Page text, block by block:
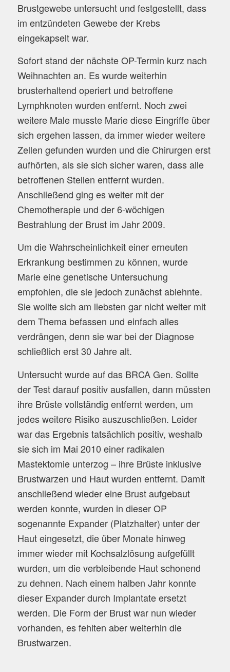
Brustgewebe untersucht und festgestellt, dass
im entzündeten Gewebe der Krebs
eingekapselt war.
Sofort stand der nächste OP-Termin kurz nach
Weihnachten an. Es wurde weiterhin
brusterhaltend operiert und betroffene
Lymphknoten wurden entfernt. Noch zwei
weitere Male musste Marie diese Eingriffe über
sich ergehen lassen, da immer wieder weitere
Zellen gefunden wurden und die Chirurgen erst
aufhörten, als sie sich sicher waren, dass alle
betroffenen Stellen entfernt wurden.
Anschließend ging es weiter mit der
Chemotherapie und der 6-wöchigen
Bestrahlung der Brust im Jahr 2009.
Um die Wahrscheinlichkeit einer erneuten
Erkrankung bestimmen zu können, wurde
Marie eine genetische Untersuchung
empfohlen, die sie jedoch zunächst ablehnte.
Sie wollte sich am liebsten gar nicht weiter mit
dem Thema befassen und einfach alles
verdrängen, denn sie war bei der Diagnose
schließlich erst 30 Jahre alt.
Untersucht wurde auf das BRCA Gen. Sollte
der Test darauf positiv ausfallen, dann müssten
ihre Brüste vollständig entfernt werden, um
jedes weitere Risiko auszuschließen. Leider
war das Ergebnis tatsächlich positiv, weshalb
sie sich im Mai 2010 einer radikalen
Mastektomie unterzog – ihre Brüste inklusive
Brustwarzen und Haut wurden entfernt. Damit
anschließend wieder eine Brust aufgebaut
werden konnte, wurden in dieser OP
sogenannte Expander (Platzhalter) unter der
Haut eingesetzt, die über Monate hinweg
immer wieder mit Kochsalzlösung aufgefüllt
wurden, um die verbleibende Haut schonend
zu dehnen. Nach einem halben Jahr konnte
dieser Expander durch Implantate ersetzt
werden. Die Form der Brust war nun wieder
vorhanden, es fehlten aber weiterhin die
Brustwarzen.